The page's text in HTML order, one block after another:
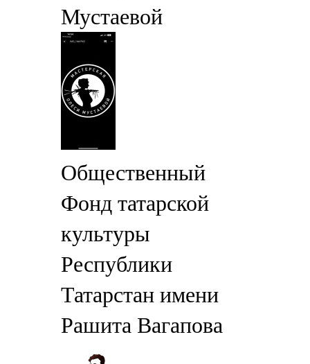
Мустаевой
Общественный
Фонд татарской
культуры
Республики
Татарстан имени
Рашита Вагапова